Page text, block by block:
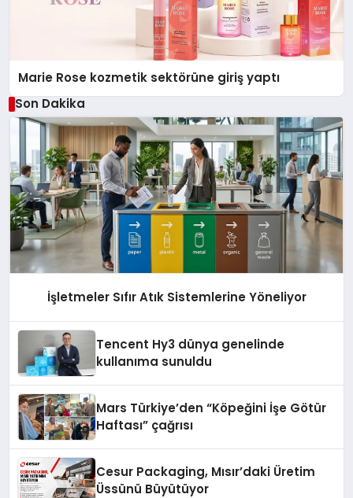
Marie Rose kozmetik sektörüne giriş yaptı
Son Dakika
İşletmeler Sıfır Atık Sistemlerine Yöneliyor
Tencent Hy3 dünya genelinde
kullanıma sunuldu
Mars Türkiye’den “Köpeğini İşe Götür
Haftası” çağrısı
Cesur Packaging, Mısır’daki Üretim
Üssünü Büyütüyor